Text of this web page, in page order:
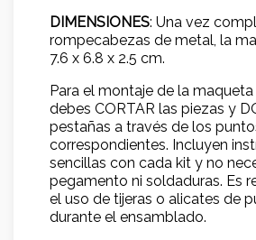
DIMENSIONES: Una vez
rompecabezas de metal, la
7.6 x 6.8 x 2.5 cm.
Para el montaje de la
debes CORTAR las piezas y
pestañas a través de los
correspondientes. Incluyen
sencillas con cada kit y no
pegamento ni soldaduras. Es
el uso de tijeras o alicates de
durante el ensamblado.